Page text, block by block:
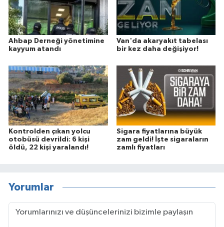
Ahbap Derneği yönetimine
kayyum atandı
Van'da akaryakıt tabelası
bir kez daha değişiyor!
Kontrolden çıkan yolcu
otobüsü devrildi: 6 kişi
öldü, 22 kişi yaralandı!
Sigara fiyatlarına büyük
zam geldi! İşte sigaraların
zamlı fiyatları
Yorumlar